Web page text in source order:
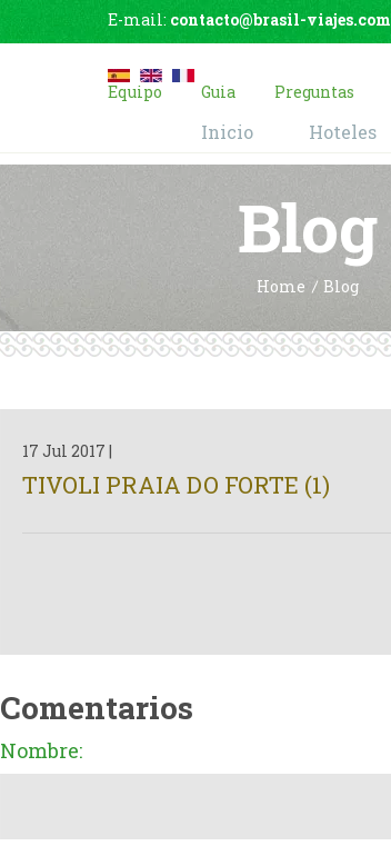
E-mail: contacto@brasil-viajes.com
Equipo Guia Preguntas
Inicio Hoteles
Blog
Home Blog
17 Jul 2017 |
TIVOLI PRAIA DO FORTE (1)
Comentarios
Nombre: